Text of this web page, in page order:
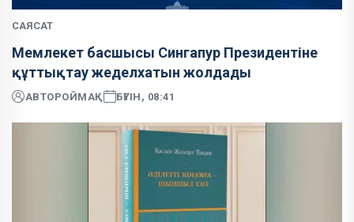
САЯСАТ
Мемлекет басшысы Сингапур Президентіне
құттықтау жеделхатын жолдады
АВТОРОЙМАҚ БҮГІН, 08:41